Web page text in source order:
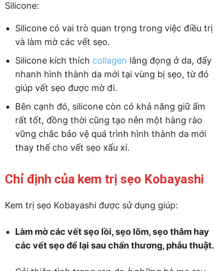
Silicone:
Silicone có vai trò quan trọng trong việc điều trị
và làm mờ các vết sẹo.
Silicone kích thích collagen lắng đọng ở da, đẩy
nhanh hình thành da mới tại vùng bị sẹo, từ đó
giúp vết sẹo được mờ đi.
Bên cạnh đó, silicone còn có khả năng giữ ẩm
rất tốt, đồng thời cũng tạo nên một hàng rào
vững chắc bảo vệ quá trình hình thành da mới
thay thế cho vết sẹo xấu xí.
Chỉ định của kem trị sẹo Kobayashi
Kem trị sẹo Kobayashi được sử dụng giúp:
Làm mờ các vết sẹo lồi, sẹo lõm, sẹo thâm hay
các vết sẹo để lại sau chấn thương, phẫu thuật.